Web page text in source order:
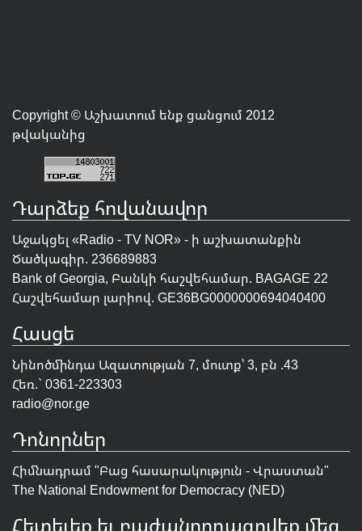
Copyright © Աշխատում ենք ցանցում 2012
թվականից
Դարձեք հովանավոր
Աջակցել «Radio - TV NOR» - ի աշխատանքին
Ծածկագիր. 236689883
Bank of Georgia, Բանկի հաշվեհամար. BAGAGE 22
Հաշվեհամար լարիով. GE36BG0000000694040400
Հասցե
Նինոծմինդա Ազատության 7, մուտք՝ 3, բն .43
Հեռ.` 0361-223303
radio@nor.ge
Դոնորներ
Հիմնադրամ "Բաց հասարակություն - Վրաստան"
The National Endowment for Democracy (NED)
Հետեւեք եւ բաժանորդագրվեք մեզ